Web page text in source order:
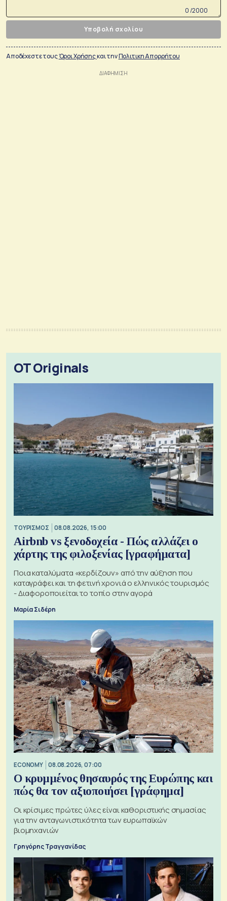
0 /2000
Υποβολή σχολίου
Αποδέχεστε τουςΌροι Χρήσηςκαι τηνΠολιτικη Απορρήτου
OT Originals
ΤΟΥΡΙΣΜΟΣ 08.08.2026, 15:00
Airbnb vs ξενοδοχεία - Πώς αλλάζει ο
χάρτης της φιλοξενίας [γραφήματα]
Ποια καταλύματα «κερδίζουν» από την αύξηση που
καταγράφει και τη φετινή χρονιά ο ελληνικός τουρισμός
- Διαφοροποιείται το τοπίο στην αγορά
Μαρία Σιδέρη
ECONOMY 08.08.2026, 07:00
Ο κρυμμένος θησαυρός της Ευρώπης και
πώς θα τον αξιοποιήσει [γράφημα]
Οι κρίσιμες πρώτες ύλες είναι καθοριστικής σημασίας
για την ανταγωνιστικότητα των ευρωπαϊκών
βιομηχανιών
Γρηγόρης Τραγγανίδας